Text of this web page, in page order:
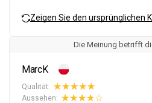
Zeigen Sie den ursprünglichen
Die Meinung betrifft
MarcK
Qualität:
Aussehen: